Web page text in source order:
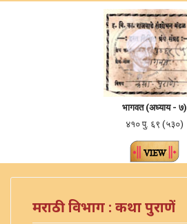
भागवत (अध्याय - ७)
४१० पु. ६९ (५३०)
मराठी विभाग : कथा पुराणें